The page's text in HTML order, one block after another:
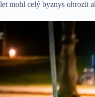
let mohl celý byznys ohrozit